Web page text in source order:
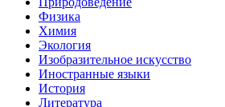
Физика
Химия
Экология
Изобразительное искусство
Иностранные языки
История
Литература